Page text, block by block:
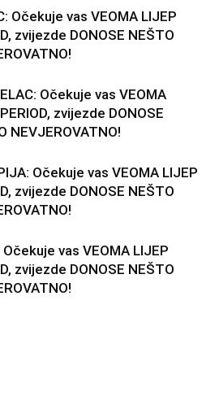
Očekuje vas VEOMA LIJEP
zvijezde DONOSE NEŠTO
Očekuje vas VEOMA
zvijezde DONOSE
NEVJEROVATNO!
Očekuje vas VEOMA LIJEP
zvijezde DONOSE NEŠTO
Očekuje vas VEOMA LIJEP
zvijezde DONOSE NEŠTO